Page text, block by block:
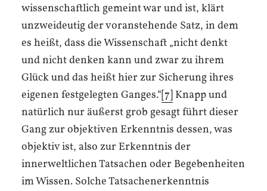
wissenschaftlich gemeint war und ist, klärt
unzweideutig der voranstehende Satz, in dem
es heißt, dass die Wissenschaft „nicht denkt
und nicht denken kann und zwar zu ihrem
Glück und das heißt hier zur Sicherung ihres
eigenen festgelegten Ganges.“[7] Knapp und
natürlich nur äußerst grob gesagt führt dieser
Gang zur objektiven Erkenntnis dessen, was
objektiv ist, also zur Erkenntnis der
innerweltlichen Tatsachen oder Begebenheiten
im Wissen. Solche Tatsachenerkenntnis